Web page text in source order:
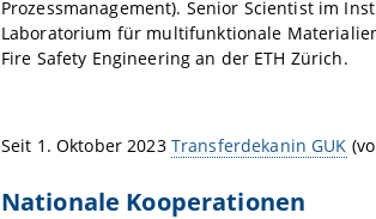
Prozessmanagement). Senior Scientist im
Laboratorium für multifunktionale
Fire Safety Engineering an der ETH Zürich.
Seit 1. Oktober 2023 Transferdekanin GUK
Nationale Kooperationen